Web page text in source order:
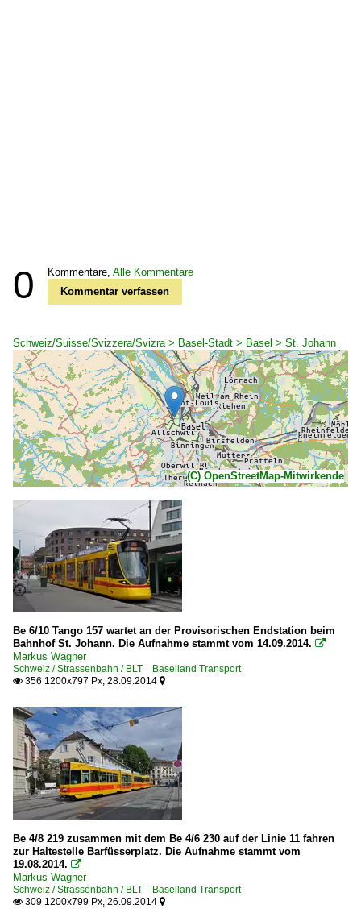
0 Kommentare, Alle Kommentare
Kommentar verfassen
Schweiz/Suisse/Svizzera/Svizra > Basel-Stadt > Basel > St. Johann
(C) OpenStreetMap-Mitwirkende
Be 6/10 Tango 157 wartet an der Provisorischen Endstation beim
Bahnhof St. Johann. Die Aufnahme stammt vom 14.09.2014. 
Markus Wagner
Schweiz / Strassenbahn / BLT Baselland Transport
 356 1200x797 Px, 28.09.2014 
Be 4/8 219 zusammen mit dem Be 4/6 230 auf der Linie 11 fahren
zur Haltestelle Barfüsserplatz. Die Aufnahme stammt vom
19.08.2014. 
Markus Wagner
Schweiz / Strassenbahn / BLT Baselland Transport
 309 1200x799 Px, 26.09.2014 